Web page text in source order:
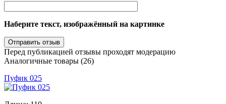
Наберите текст, изображённый на картинке
Перед публикацией отзывы проходят модерацию
Аналогичные товары (26)
Пуфик 025